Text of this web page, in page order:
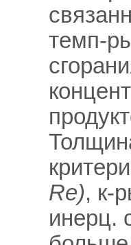
темп-
Re), к-
инерц.